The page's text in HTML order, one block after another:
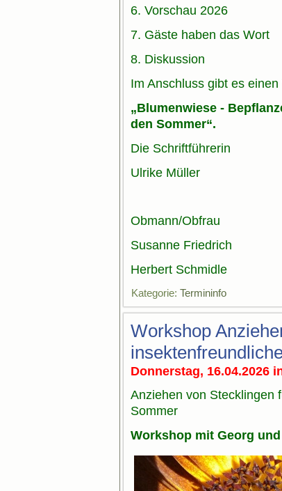
6. Vorschau 2026
7. Gäste haben das Wort
8. Diskussion
Im Anschluss gibt es einen
„Blumenwiese -
den Sommer“.
Die
Ulrike Müller
Obmann/Obfrau
Susanne Friedrich
Herbert Schmidle
Kategorie: Termininfo
Workshop
Donnerstag, 16.04.2026
Anziehen von Stecklingen
Sommer
Workshop mit Georg